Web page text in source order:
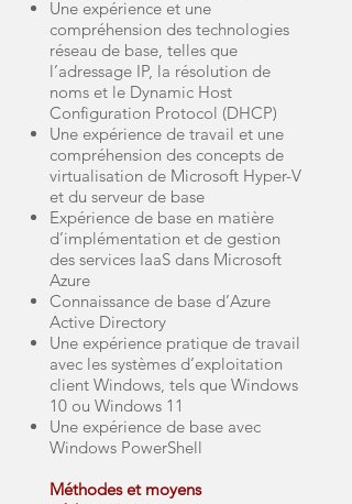
Une expérience et une
compréhension des technologies
réseau de base, telles que
l’adressage IP, la résolution de
noms et le Dynamic Host
Configuration Protocol (DHCP)
Une expérience de travail et une
compréhension des concepts de
virtualisation de Microsoft Hyper-V
et du serveur de base
Expérience de base en matière
d’implémentation et de gestion
des services IaaS dans Microsoft
Azure
Connaissance de base d’Azure
Active Directory
Une expérience pratique de travail
avec les systèmes d’exploitation
client Windows, tels que Windows
10 ou Windows 11
Une expérience de base avec
Windows PowerShell
Méthodes et moyens